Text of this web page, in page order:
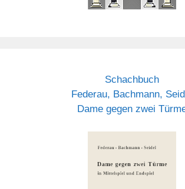
Schachbuch
Federau, Bachmann,
Dame gegen zwei